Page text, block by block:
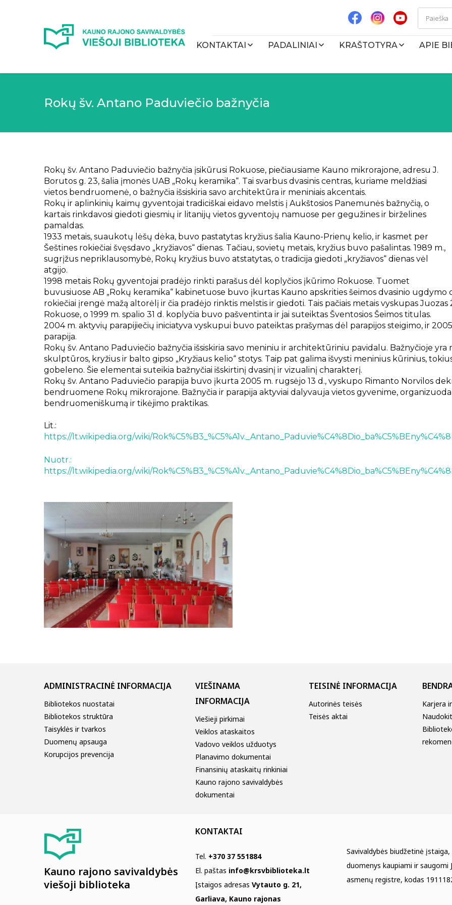
KONTAKTAI PADALINIAI KRAŠTOTYRA APIE
Rokų šv. Antano Paduviečio bažnyčia
Rokų šv. Antano Paduviečio bažnyčia įsikūrusi Rokuose, piečiausiame Kauno mikrorajone, adresu J.
Borutos g. 23, šalia įmonės UAB „Rokų keramika“. Tai svarbus dvasinis centras, kuriame meldžiasi
vietos bendruomenė, o bažnyčia išsiskiria savo architektūra ir meniniais akcentais.
Rokų ir aplinkinių kaimų gyventojai tradiciškai eidavo melstis į Aukštosios Panemunės bažnyčią, o
kartais rinkdavosi giedoti giesmių ir litanijų vietos gyventojų namuose per gegužines ir birželines
pamaldas.
1933 metais, suaukotų lėšų dėka, buvo pastatytas kryžius šalia Kauno-Prienų kelio, ir kasmet per
Šeštines rokiečiai švęsdavo „kryžiavos“ dienas. Tačiau, sovietų metais, kryžius buvo pašalintas. 1989 m.,
sugrįžus nepriklausomybė, Rokų kryžius buvo atstatytas, o tradicija giedoti „kryžiavos“ dienas vėl
atgijo.
1998 metais Rokų gyventojai pradėjo rinkti parašus dėl koplyčios įkūrimo Rokuose. Tuomet
buvusiuose AB „Rokų keramika“ kabinetuose buvo įkurtas Kauno apskrities šeimos dvasinio ugdymo
rokiečiai įrengė mažą altorėlį ir čia pradėjo rinktis melstis ir giedoti. Tais pačiais metais vyskupas
Rokuose, o 1999 m. spalio 31 d. koplyčia buvo pašventinta ir jai suteiktas Šventosios Šeimos titulas.
2004 m. aktyvių parapijiečių iniciatyva vyskupui buvo pateiktas prašymas dėl parapijos steigimo, ir
parapija.
Rokų šv. Antano Paduviečio bažnyčia išsiskiria savo meniniu ir architektūriniu pavidalu. Bažnyčioje yra
skulptūros, kryžius ir balto gipso „Kryžiaus kelio“ stotys. Taip pat galima išvysti meninius kūrinius,
gobeleno. Šie elementai suteikia bažnyčiai išskirtinį dvasinį ir vizualinį charakterį.
Rokų šv. Antano Paduviečio parapija buvo įkurta 2005 m. rugsėjo 13 d., vyskupo Rimanto Norvilos
bendruomene Rokų mikrorajone. Bažnyčia ir parapija aktyviai dalyvauja vietos gyvenime,
bendruomeniškumą ir tikėjimo praktikas.
Lit.:
https://lt.wikipedia.org/wiki/
Nuotr.:
https://lt.wikipedia.org/wiki/
ADMINISTRACINĖ INFORMACIJA
Bibliotekos nuostatai
Bibliotekos struktūra
Taisyklės ir tvarkos
Duomenų apsauga
Korupcijos prevencija
VIEŠINAMA
INFORMACIJA
Viešieji pirkimai
Veiklos ataskaitos
Vadovo veiklos užduotys
Planavimo dokumentai
Finansinių ataskaitų rinkiniai
Kauno rajono savivaldybės
dokumentai
TEISINĖ INFORMACIJA
Autorinės teisės
Teisės aktai
Karjera
Kauno rajono savivaldybės
viešoji biblioteka
KONTAKTAI
Tel. +370 37 551884
El. paštas info@krsvbiblioteka.lt
Įstaigos adresas Vytauto g. 21,
Garliava, Kauno rajonas
Savivaldybės biudžetinė
duomenys kaupiami ir saugomi
asmenų registre, kodas